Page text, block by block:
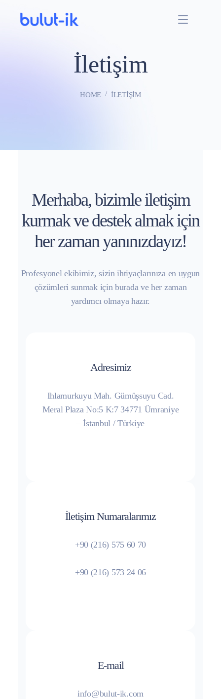
HOME İLETIŞIM
İletişim
Merhaba, bizimle iletişim
kurmak ve destek almak için
her zaman yanınızdayız!
Profesyonel ekibimiz, sizin ihtiyaçlarınıza en uygun
çözümleri sunmak için burada ve her zaman
yardımcı olmaya hazır.
Adresimiz
Ihlamurkuyu Mah. Gümüşsuyu Cad.
Meral Plaza No:5 K:7 34771 Ümraniye
– İstanbul / Türkiye
İletişim Numaralarımız
+90 (216) 575 60 70
+90 (216) 573 24 06
E-mail
info@bulut-ik.com